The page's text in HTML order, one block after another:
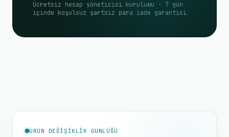
Ücretsiz hesap yöneticisi kurulumu · 7 gün
içinde koşulsuz şartsız para iade garantisi
ÜRÜN DEĞIŞIKLIK GÜNLÜĞÜ